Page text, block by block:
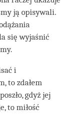
ją opisywali.
się wyjaśnić
i
to zdałem
gdyż jej
to miłość